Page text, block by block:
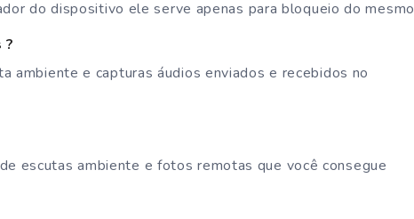
do dispositivo ele serve apenas para bloqueio do mesmo
?
ambiente e capturas áudios enviados e recebidos no
escutas ambiente e fotos remotas que você consegue